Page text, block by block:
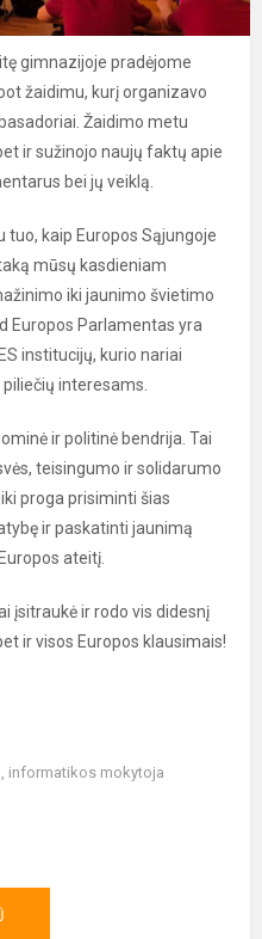
gimnazijoje pradėjome
žaidimu, kurį organizavo
Žaidimo metu
ir sužinojo naujų faktų apie
bei jų veiklą.
tuo, kaip Europos Sąjungoje
mūsų kasdieniam
iki jaunimo švietimo
Europos Parlamentas yra
institucijų, kurio nariai
interesams.
ir politinė bendrija. Tai
teisingumo ir solidarumo
proga prisiminti šias
ir paskatinti jaunimą
ateitį.
įsitraukė ir rodo vis didesnį
ir visos Europos klausimais!
informatikos mokytoja